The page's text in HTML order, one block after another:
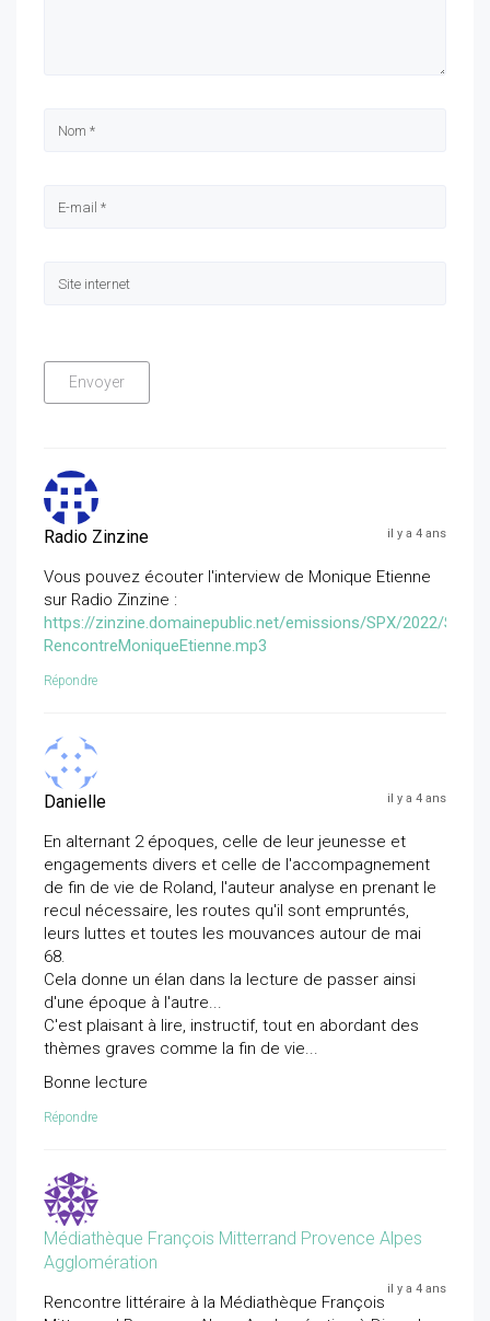
Radio Zinzine il y a 4 ans
Vous pouvez écouter l'interview de Monique Etienne
sur Radio Zinzine :
https://zinzine.domainepublic.net/emissions/SPX/2022/
RencontreMoniqueEtienne.mp3
Répondre
Danielle il y a 4 ans
En alternant 2 époques, celle de leur jeunesse et
engagements divers et celle de l'accompagnement
de fin de vie de Roland, l'auteur analyse en prenant le
recul nécessaire, les routes qu'il sont empruntés,
leurs luttes et toutes les mouvances autour de mai
68.
Cela donne un élan dans la lecture de passer ainsi
d'une époque à l'autre...
C'est plaisant à lire, instructif, tout en abordant des
thèmes graves comme la fin de vie...
Bonne lecture
Répondre
Médiathèque François Mitterrand Provence Alpes
Agglomération
il y a 4 ans
Rencontre littéraire à la Médiathèque François